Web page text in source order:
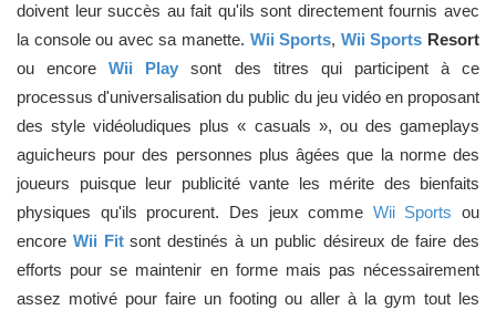
doivent leur succès au fait qu'ils sont directement fournis avec
la console ou avec sa manette. Wii Sports, Wii Sports Resort
ou encoreWii Play sont des titres qui participent à ce
processus d'universalisation du public du jeu vidéo en proposant
des style vidéoludiques plus « casuals », ou des gameplays
aguicheurs pour des personnes plus âgées que la norme des
joueurs puisque leur publicité vante les mérite des bienfaits
physiques qu'ils procurent. Des jeux comme Wii Sports ou
encore Wii Fitsont destinés à un public désireux de faire des
efforts pour se maintenir en forme mais pas nécessairement
assez motivé pour faire un footing ou aller à la gym tout les